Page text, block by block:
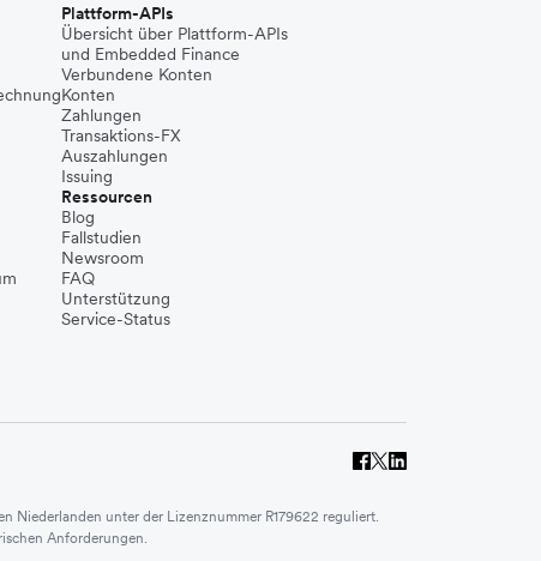
Plattform-APIs
Übersicht über Plattform-APIs
und Embedded Finance
Verbundene Konten
Konten
Zahlungen
Transaktions-FX
Auszahlungen
Issuing
Ressourcen
Blog
Fallstudien
Newsroom
FAQ
Unterstützung
Service-Status
Niederlanden unter der Lizenznummer R179622 reguliert.
Anforderungen.